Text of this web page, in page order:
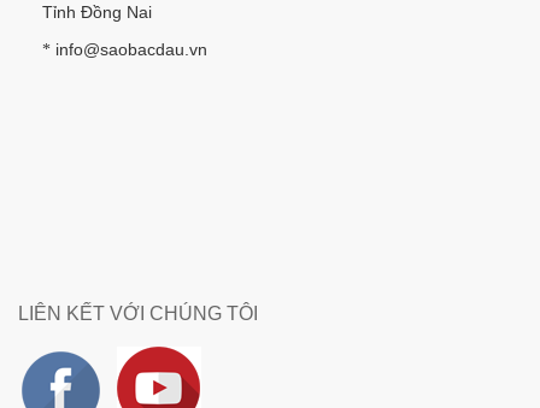
Tỉnh Đồng Nai
* info@saobacdau.vn
LIÊN KẾT VỚI CHÚNG TÔI